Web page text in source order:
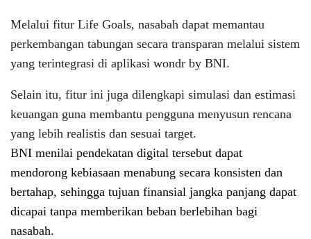
Melalui fitur Life Goals, nasabah dapat memantau
perkembangan tabungan secara transparan melalui sistem
yang terintegrasi di aplikasi wondr by BNI.
Selain itu, fitur ini juga dilengkapi simulasi dan estimasi
keuangan guna membantu pengguna menyusun rencana
yang lebih realistis dan sesuai target.
BNI menilai pendekatan digital tersebut dapat
mendorong kebiasaan menabung secara konsisten dan
bertahap, sehingga tujuan finansial jangka panjang dapat
dicapai tanpa memberikan beban berlebihan bagi
nasabah.